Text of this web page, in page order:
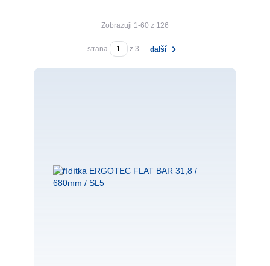
Zobrazuji 1-60 z 126
strana z 3 další